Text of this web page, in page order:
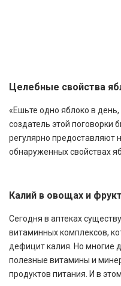
Целебные свойства
«Ешьте одно яблоко в
создатель этой поговорки
регулярно
обнаруженных свойствах
Калий в овощах и
Сегодня в аптеках
витаминных комплексов,
дефицит калия. Но многие
полезные витамины и
продуктов питания. И в